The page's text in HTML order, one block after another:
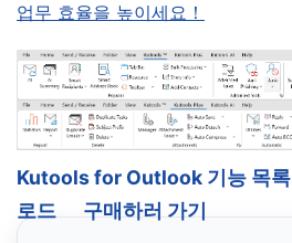
업무 효율을 높이세요！
Kutools for Outlook 기능 목록
로드
구매하러 가기